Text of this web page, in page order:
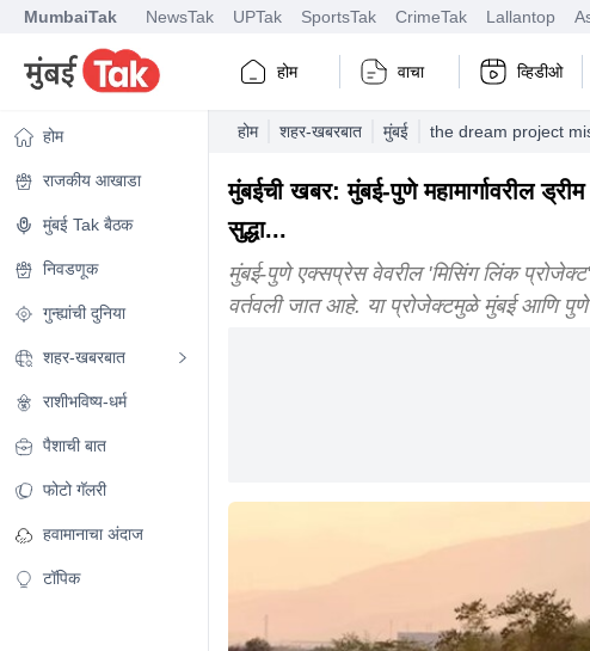
MumbaiTak NewsTak UPTak SportsTak CrimeTak Lallantop
होम वाचा व्हिडीओ
होम
राजकीय आखाडा
मुंबई Tak बैठक
निवडणूक
गुन्ह्यांची दुनिया
शहर-खबरबात
राशीभविष्य-धर्म
पैशाची बात
फोटो गॅलरी
हवामानाचा अंदाज
टॉपिक
होम शहर-खबरबात मुंबई the dream project
मुंबईची खबर: मुंबई-पुणे महामार्गावरील
सुद्धा...
मुंबई-पुणे एक्सप्रेस वेवरील 'मिसिंग लिंक
वर्तवली जात आहे. या प्रोजेक्टमुळे मुंबई आणि